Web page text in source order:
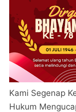
Kami Segenap
Hukum